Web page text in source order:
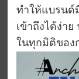
ทำให้แบรนด์
เข้าถึงได้ง่า
ในทุกมิติของ